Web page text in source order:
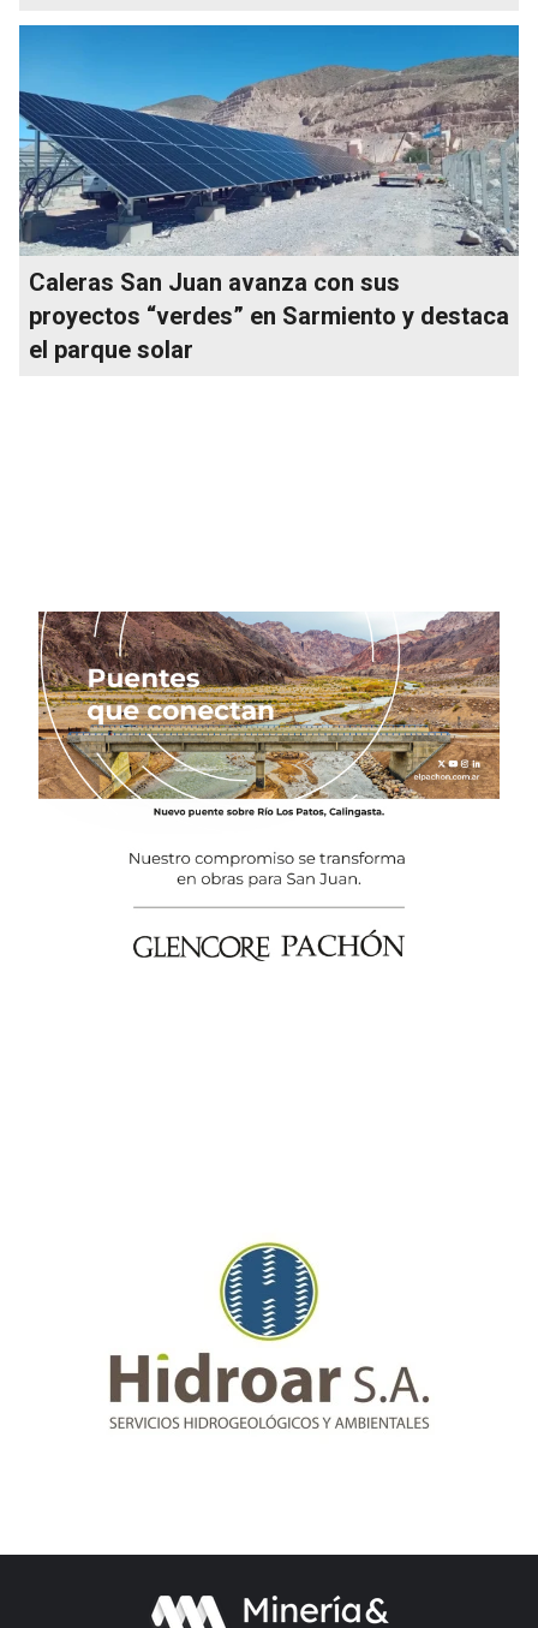
Caleras San Juan avanza con sus
proyectos “verdes” en Sarmiento y destaca
el parque solar